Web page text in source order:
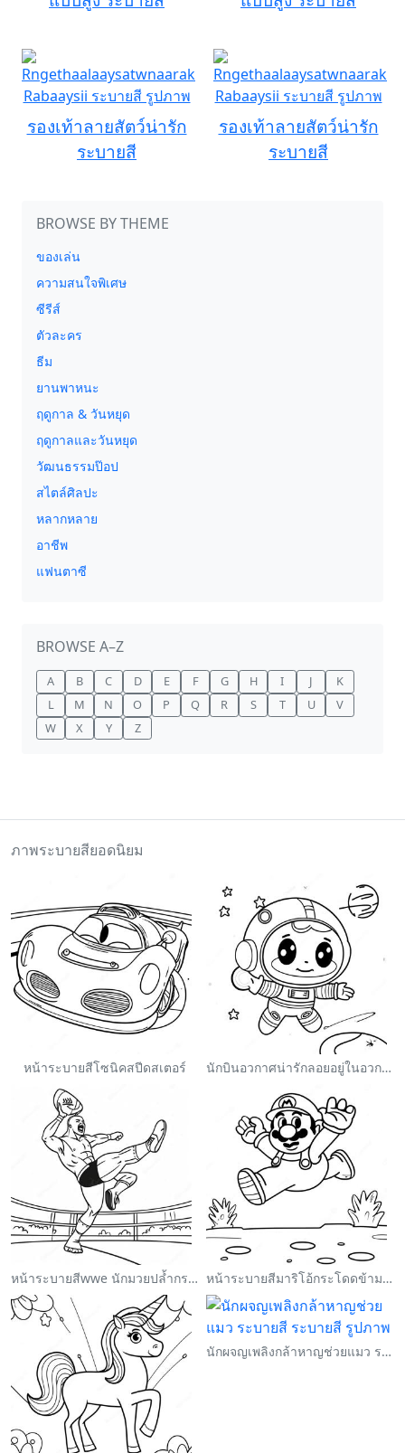
รองเท้าลายสัตว์น่ารัก
ระบายสี
รองเท้าลายสัตว์น่ารัก
ระบายสี
BROWSE BY THEME
ของเล่น
ความสนใจพิเศษ
ซีรีส์
ตัวละคร
ธีม
ยานพาหนะ
ฤดูกาล & วันหยุด
ฤดูกาลและวันหยุด
วัฒนธรรมป๊อป
สไตล์ศิลปะ
หลากหลาย
อาชีพ
แฟนตาซี
BROWSE A–Z
A B C D E F G H I J
K
L
M N O P Q R S T U
V
W
X Y Z
ภาพระบายสียอดนิยม
หน้าระบายสีโซนิคสปีดสเตอร์ นักบินอวกาศน่ารักลอยอยู่ในอวกาศ ระบายสี
หน้าระบายสีwwe นักมวยปล้ำกระโดดใส่คู่ต่อสู้ หน้าระบายสีมาริโอ้กระโดดข้ามกูมบา
นักผจญเพลิงกล้าหาญช่วยแมว ระบายสี